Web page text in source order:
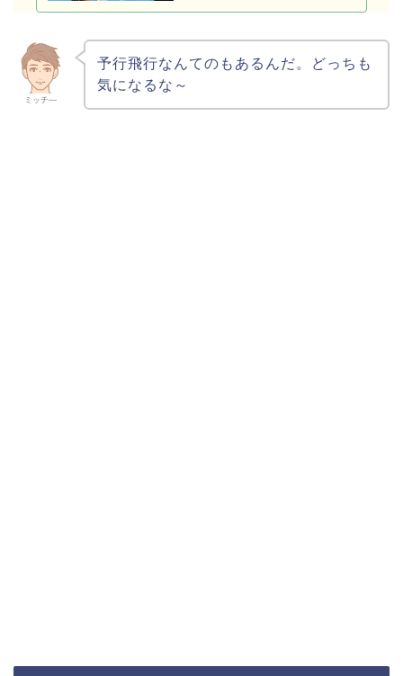
ミッチ―
予行飛行なんてのもあるんだ。どっちも
気になるな～